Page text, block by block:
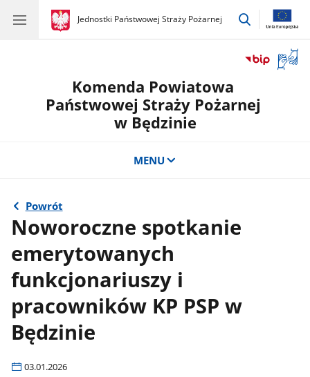
gov.pl
Jednostki Państwowej Straży Pożarnej
gov.pl
Jednostki
przejdź
okno
Komenda Powiatowa
Państwowej Straży Pożarnej
w Będzinie
MENU
Powrót
Noworoczne spotkanie
emerytowanych
funkcjonariuszy i
pracowników KP PSP w
Będzinie
03.01.2026